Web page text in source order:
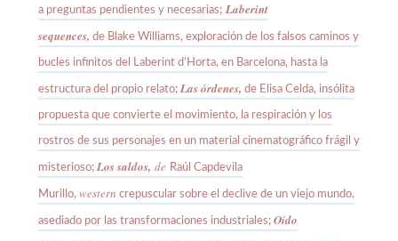
a preguntas pendientes y necesarias; Laberint
sequences, de Blake Williams, exploración de los falsos caminos y
bucles infinitos del Laberint d’Horta, en Barcelona, hasta la
estructura del propio relato; Las órdenes, de Elisa Celda, insólita
propuesta que convierte el movimiento, la respiración y los
rostros de sus personajes en un material cinematográfico frágil y
misterioso; Los saldos, de Raúl Capdevila
Murillo, western crepuscular sobre el declive de un viejo mundo,
asediado por las transformaciones industriales; Oído